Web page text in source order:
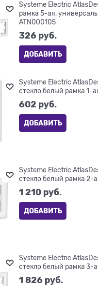
Systeme Electric
рамка 5-ая,
ATN000105
326 руб.
ДОБАВИТЬ
Systeme Electric
стекло белый рамка 1-
602 руб.
ДОБАВИТЬ
Systeme Electric
стекло белый рамка 2-
1 210 руб.
ДОБАВИТЬ
Systeme Electric
стекло белый рамка 3-
1 826 руб.